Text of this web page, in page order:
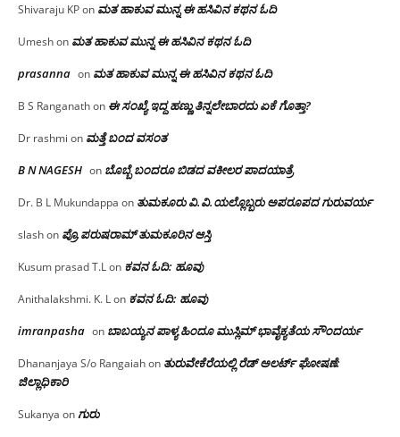
Shivaraju KPon ಮತ ಹಾಕುವ ಮುನ್ನ ಈ ಹಸಿವಿನ ಕಥನ ಓದಿ
Umeshon ಮತ ಹಾಕುವ ಮುನ್ನ ಈ ಹಸಿವಿನ ಕಥನ ಓದಿ
prasanna on ಮತ ಹಾಕುವ ಮುನ್ನ ಈ ಹಸಿವಿನ ಕಥನ ಓದಿ
B S Ranganathon ಈ ಸಂಖ್ಯೆ ಇದ್ದ ಹಣ್ಣು ತಿನ್ನಲೇಬಾರದು ಏಕೆ ಗೊತ್ತಾ?
Dr rashmi on ಮತ್ತೆ ಬಂದ ವಸಂತ
B N NAGESH on ಬೊಬ್ಬೆ ಬಂದರೂ ಬಿಡದ ವಕೀಲರ ಪಾದಯಾತ್ರೆ
Dr. B L Mukundappa on ತುಮಕೂರು‌ ವಿ.ವಿ.ಯಲ್ಲೊಬ್ಬರು ಅಪರೂಪದ ಗುರುವರ್ಯ
slashon ಪ್ರೊ.ಪರುಷರಾಮ್ ತುಮಕೂರಿನ ಆಸ್ತಿ
Kusum prasad T.Lon ಕವನ ಓದಿ: ಹೂವು
Anithalakshmi. K. Lon ಕವನ ಓದಿ: ಹೂವು
imranpasha on ಬಾಬಯ್ಯನ ಪಾಳ್ಯ ಹಿಂದೂ ಮುಸ್ಲಿಮ್ ಭಾವೈಕ್ಯತೆಯ ಸೌಂದರ್ಯ
Dhananjaya S/o Rangaiahon ತುರುವೇಕೆರೆಯಲ್ಲಿ ರೆಡ್ ಅಲರ್ಟ್ ಘೋಷಣೆ:
ಜಿಲ್ಲಾಧಿಕಾರಿ
Sukanya onಗುರು